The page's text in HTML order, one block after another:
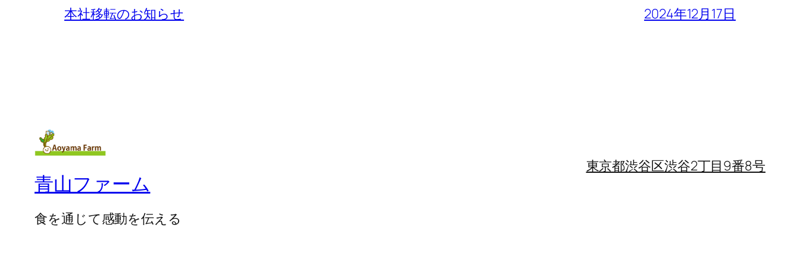
本社移転のお知らせ 2024年12月17日
青山ファーム
食を通じて感動を伝える
東京都渋谷区渋谷2丁目9番8号